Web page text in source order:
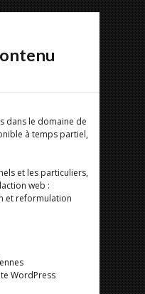
dans le domaine de
à temps partiel,
et les particuliers,
web :
et reformulation
WordPress